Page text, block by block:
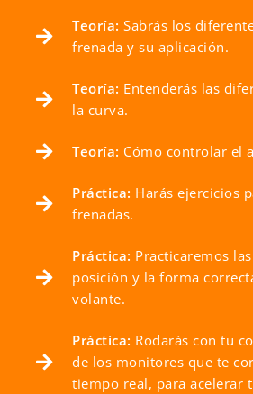
Teoría:Sabrás los
frenada y su aplicación.
Teoría: Entenderás las
la curva.
Teoría: Cómo controlar el
Práctica: Harás ejercicios
frenadas.
Práctica: Practicaremos
posición y la forma
volante.
Práctica: Rodarás con tu
de los monitores que te
tiempo real, para acelerar